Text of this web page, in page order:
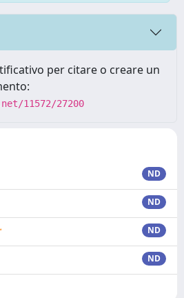
per citare o creare un
11572/27200
ND
ND
ND
ND